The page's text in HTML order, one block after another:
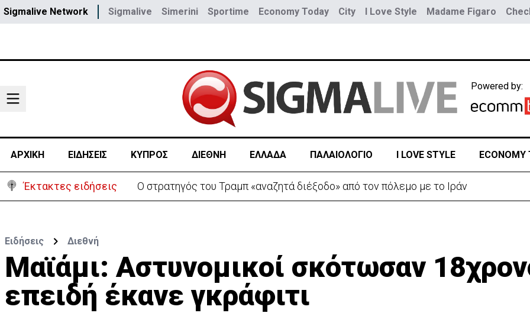
Sigmalive Network Sigmalive Simerini Sportime Economy Today City I Love Style Madame Figaro
Powered by:
ΑΡΧΙΚΗ ΕΙΔΗΣΕΙΣ ΚΥΠΡΟΣ ΔΙΕΘΝΗ ΕΛΛΑΔΑ ΠΑΛΑΙΟΛΟΓΙΟ I LOVE STYLE ECONOMY
Έκτακτες ειδήσεις Ο στρατηγός του Τραμπ «αναζητά διέξοδο» από τον πόλεμο με το Ιράν
Ειδήσεις Διεθνή
Μαϊάμι: Αστυνομικοί σκότωσαν
επειδή έκανε γκράφιτι